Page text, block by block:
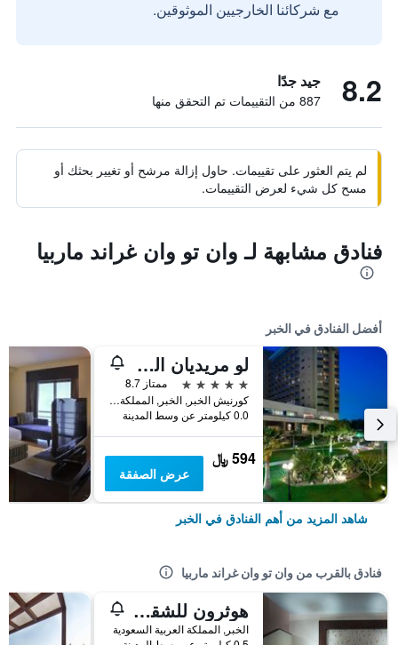
مع شركائنا الخارجيين الموثوقين.
8.2 جيد جدًا
887 من التقييمات تم التحقق منها
لم يتم العثور على تقييمات. حاول إزالة مرشح أو تغيير بحثك أو
مسح كل شيء لعرض التقييمات.
فنادق مشابهة لـ وان تو وان غراند ماربيا
أفضل الفنادق في الخبر
لو مريديان الخبر
5 نجوم
ممتاز 8.7
كورنيش الخبر, الخبر, المملكة العربية السعودية
0.0 كيلومتر عن وسط المدينة
594 ﷼
عرض الصفقة
شاهد المزيد من أهم الفنادق في الخبر
فنادق بالقرب من وان تو وان غراند ماربيا
هوثرون للشقق الفندقية
الخبر, المملكة العربية السعودية